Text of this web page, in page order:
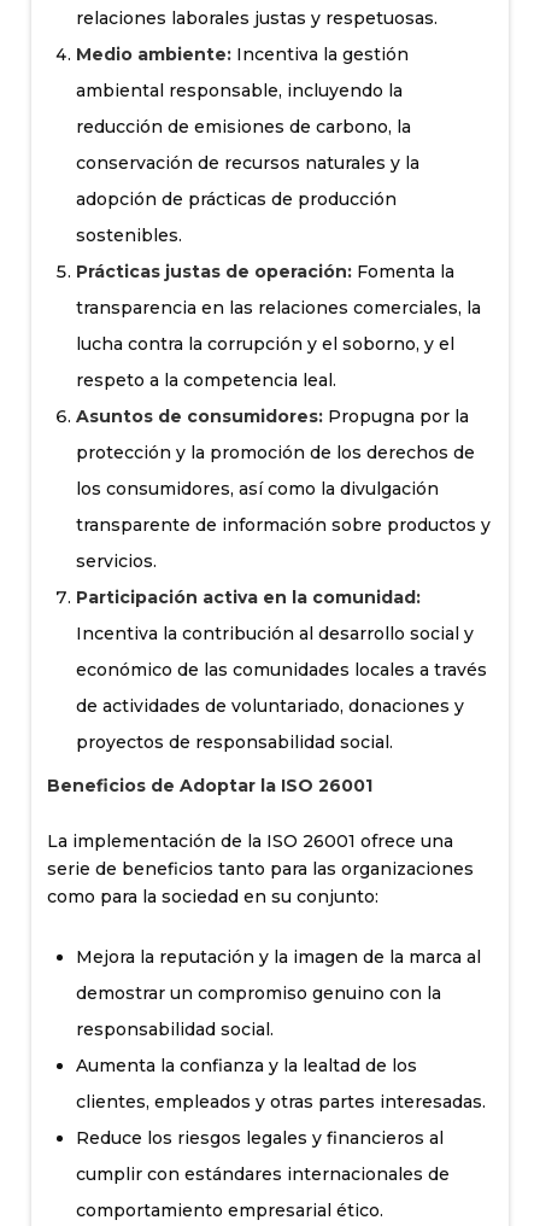
relaciones laborales justas y respetuosas.
Medio ambiente: Incentiva la gestión
ambiental responsable, incluyendo la
reducción de emisiones de carbono, la
conservación de recursos naturales y la
adopción de prácticas de producción
sostenibles.
Prácticas justas de operación: Fomenta la
transparencia en las relaciones comerciales, la
lucha contra la corrupción y el soborno, y el
respeto a la competencia leal.
Asuntos de consumidores: Propugna por la
protección y la promoción de los derechos de
los consumidores, así como la divulgación
transparente de información sobre productos y
servicios.
Participación activa en la comunidad:
Incentiva la contribución al desarrollo social y
económico de las comunidades locales a través
de actividades de voluntariado, donaciones y
proyectos de responsabilidad social.
Beneficios de Adoptar la ISO 26001
La implementación de la ISO 26001 ofrece una
serie de beneficios tanto para las organizaciones
como para la sociedad en su conjunto:
Mejora la reputación y la imagen de la marca al
demostrar un compromiso genuino con la
responsabilidad social.
Aumenta la confianza y la lealtad de los
clientes, empleados y otras partes interesadas.
Reduce los riesgos legales y financieros al
cumplir con estándares internacionales de
comportamiento empresarial ético.